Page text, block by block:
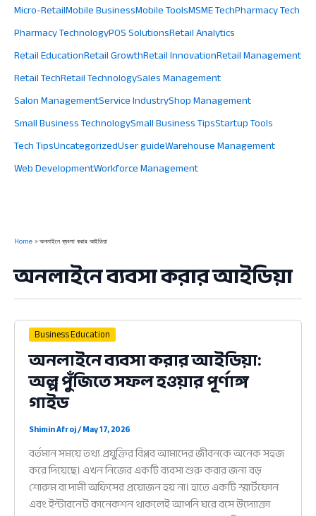
Micro-RetailMobile BusinessMobile ToolsMSME TechPharmacy Tech
Pharmacy TechnologyPOS SolutionsRetail Analytics
Retail EducationRetail GrowthRetail InnovationRetail Management
Retail TechRetail TechnologySales Management
Salon ManagementService IndustryShop Management
Small Business TechnologySmall Business TipsStartup Tools
Tech TipsUncategorizedUser guideWarehouse Management
Web DevelopmentWorkforce Management
Home অনলাইনে ব্যবসা করার আইডিয়া
অনলাইনে ব্যবসা করার আইডিয়া
Business Education
অনলাইনে ব্যবসা করার আইডিয়া:
অল্প পুঁজিতে সফল হওয়ার পূর্ণাঙ্গ
গাইড
Shimin Afroj/May 17, 2026
বর্তমান সময়ে তথ্য প্রযুক্তির বিপ্লব আমাদের জীবনকে অনেক সহজ
করে দিয়েছে। এখন নিজের একটি ব্যবসা শুরু করার জন্য বড়
শোরুম বা দামী অফিসের প্রয়োজন হয় না। হাতে একটি স্মার্টফোন
এবং ইন্টারনেট কানেকশন থাকলেই আপনি ঘরে বসে উদ্যোক্তা